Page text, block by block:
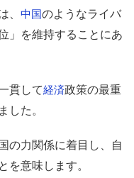
、 中国のようなライバ
」を維持することにあ
貫して経済政策の最重
した。
の力関係に着目し、自
を意味します。